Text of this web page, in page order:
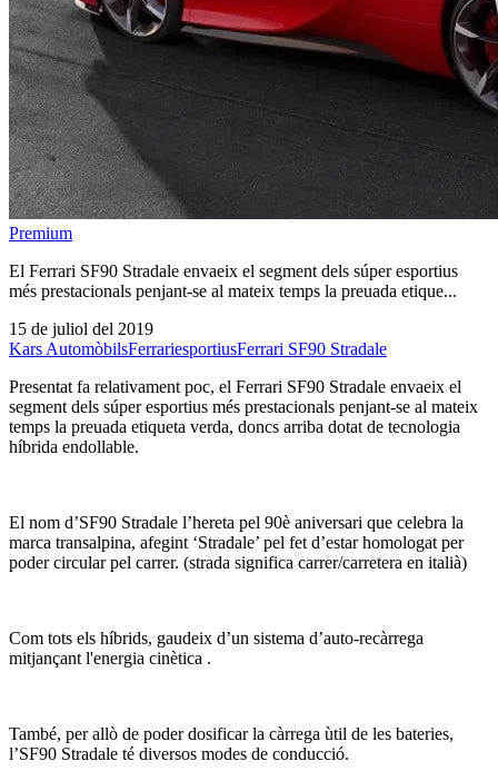
Premium
El Ferrari SF90 Stradale envaeix el segment dels súper esportius
més prestacionals penjant-se al mateix temps la preuada etique...
15 de juliol del 2019
Kars AutomòbilsFerrariesportiusFerrari SF90 Stradale
Presentat fa relativament poc, el Ferrari SF90 Stradale envaeix el
segment dels súper esportius més prestacionals penjant-se al mateix
temps la preuada etiqueta verda, doncs arriba dotat de tecnologia
híbrida endollable.
El nom d’SF90 Stradale l’hereta pel 90è aniversari que celebra la
marca transalpina, afegint ‘Stradale’ pel fet d’estar homologat per
poder circular pel carrer. (strada significa carrer/carretera en italià)
Com tots els híbrids, gaudeix d’un sistema d’auto-recàrrega
mitjançant l'energia cinètica .
També, per allò de poder dosificar la càrrega ùtil de les bateries,
l’SF90 Stradale té diversos modes de conducció.